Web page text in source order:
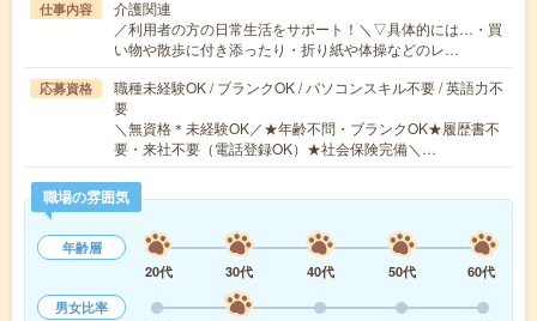
仕事内容
介護関連
／利用者の方の日常生活をサポート！＼▽具体的には…・買
い物や散歩に付き添ったり・折り紙や体操などのレ…
応募資格
職種未経験OK / ブランクOK / パソコンスキル不要 / 英語力不
要
＼無資格＊未経験OK／★年齢不問・ブランクOK★履歴書不
要・来社不要（電話登録OK）★社会保険完備＼…
職場の雰囲気
年齢層
20代
30代 40代 50代
60代
男女比率